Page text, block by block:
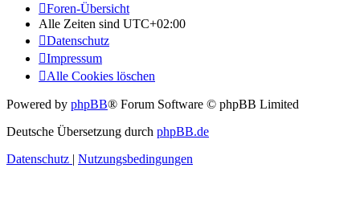
Foren-Übersicht
Alle Zeiten sind UTC+02:00
Datenschutz
Impressum
Alle Cookies löschen
Powered by phpBB® Forum Software © phpBB Limited
Deutsche Übersetzung durch phpBB.de
Datenschutz | Nutzungsbedingungen